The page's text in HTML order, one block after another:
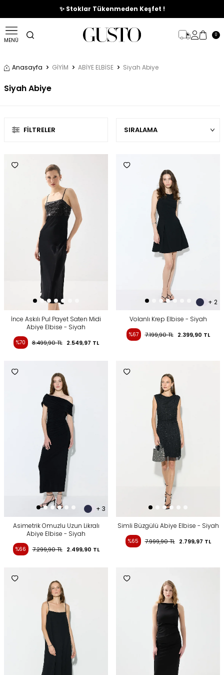
🎉%70'e Varan Büyük Yaz İndirim Başladı !
MENÜ
0
Anasayfa GİYİM ABİYE ELBİSE Siyah Abiye
Siyah Abiye
FILTRELER
İnce Askılı Pul Payet Saten Midi
Abiye Elbise - Siyah
%70 8.499,90TL 2.549,97 TL
+ 2
Volanlı Krep Elbise - Siyah
%67 7.199,90TL 2.399,90 TL
+ 3
Asimetrik Omuzlu Uzun Likralı
Abiye Elbise - Siyah
%66 7.299,90TL 2.499,90 TL
Simli Büzgülü Abiye Elbise - Siyah
%65 7.999,90TL 2.799,97 TL